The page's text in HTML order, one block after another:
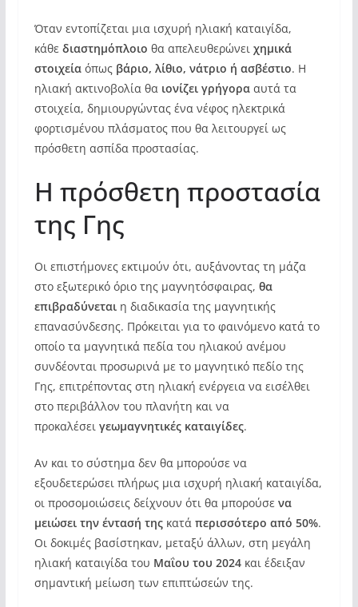
Όταν εντοπίζεται μια ισχυρή ηλιακή καταιγίδα,
κάθε διαστημόπλοιο θα απελευθερώνει χημικά
στοιχείαόπωςβάριο, λίθιο, νάτριο ή ασβέστιο. Η
ηλιακή ακτινοβολία θα ιονίζει γρήγορααυτά τα
στοιχεία, δημιουργώντας ένα νέφος ηλεκτρικά
φορτισμένου πλάσματος που θα λειτουργεί ως
πρόσθετη ασπίδα προστασίας.
Η πρόσθετη προστασία
της Γης
Οι επιστήμονες εκτιμούν ότι, αυξάνοντας τη μάζα
στο εξωτερικό όριο της μαγνητόσφαιρας, θα
επιβραδύνεται η διαδικασία της μαγνητικής
επανασύνδεσης. Πρόκειται για το φαινόμενο κατά το
οποίο τα μαγνητικά πεδία του ηλιακού ανέμου
συνδέονται προσωρινά με το μαγνητικό πεδίο της
Γης, επιτρέποντας στη ηλιακή ενέργεια να εισέλθει
στο περιβάλλον του πλανήτη και να
προκαλέσει γεωμαγνητικές καταιγίδες.
Αν και το σύστημα δεν θα μπορούσε να
εξουδετερώσει πλήρως μια ισχυρή ηλιακή καταιγίδα,
οι προσομοιώσεις δείχνουν ότι θα μπορούσε να
μειώσει την έντασή τηςκατά περισσότερο από 50%.
Οι δοκιμές βασίστηκαν, μεταξύ άλλων, στη μεγάλη
ηλιακή καταιγίδα του Μαΐου του 2024και έδειξαν
σημαντική μείωση των επιπτώσεών της.